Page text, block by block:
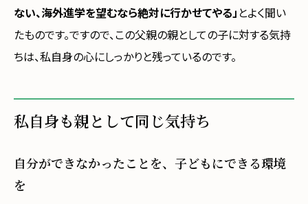
ない、海外進学を望むなら絶対に行かせてやる」 とよく聞い
たものです。ですので、この父親の親としての子に対する気持
ちは、私自身の心にしっかりと残っているのです。
私自身も親として同じ気持ち
自分ができなかったことを、子どもにできる環境
を